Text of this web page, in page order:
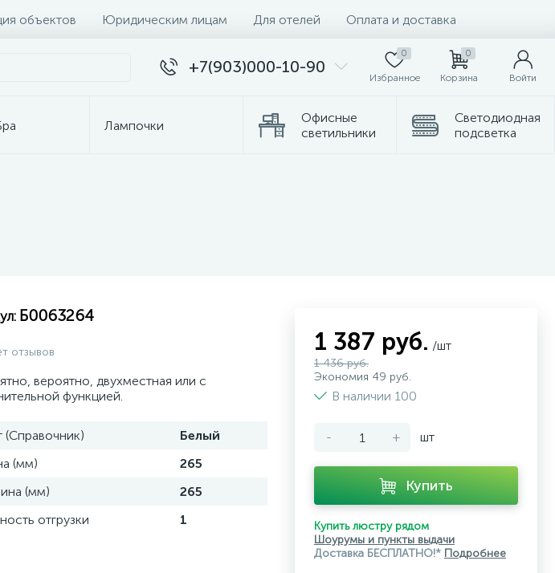
объектов Юридическим лицам Для отелей Оплата и доставка
+7(903)000-10-90
0
Избранное
0
Корзина Войти
Лампочки
Офисные
светильники
Светодиодная
подсветка
Б0063264
отзывов
вероятно, двухместная или с
функцией.
(Справочник)
Белый
(мм)
265
(мм)
265
отгрузки
1
1 387 руб. /шт
1 436 руб.
Экономия 49 руб.
В наличии 100
- + шт
Купить
Купить люстру рядом
Шоурумы и пункты выдачи
Доставка БЕСПЛАТНО!* Подробнее